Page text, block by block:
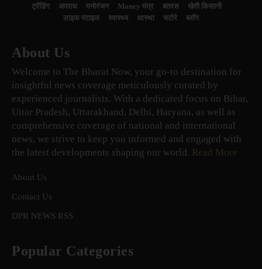
ट्रेंडिंग
अपराध मनोरंजन Money मंत्र बतरस
खेती किसानी
लाइफ स्टाइल
स्वास्थ्य आस्था चटोरे ब्लॉग
About Us
Welcome to The Bharat Now, your go-to destination for
insightful news coverage meticulously curated by
experienced journalists. With a dedicated focus on Bihar,
Uttar Pradesh, Uttarakhand, Delhi, Haryana, as well as
comprehensive coverage of national and international
news, we strive to keep you informed and engaged with
the latest developments shaping our world. Read More
About Us
Contact Us
DPR NEWS RSS
Popular Categories